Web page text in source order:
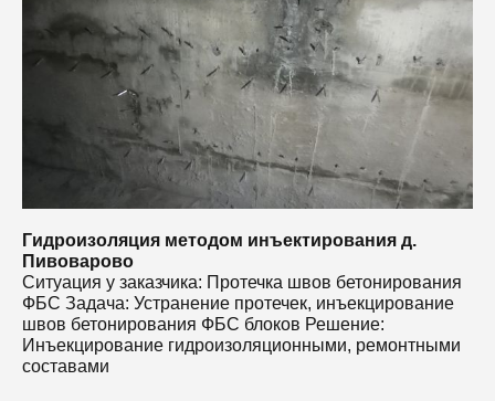
Гидроизоляция методом инъектирования д.
Пивоварово
Ситуация у заказчика: Протечка швов бетонирования
ФБС Задача: Устранение протечек, инъекцирование
швов бетонирования ФБС блоков Решение:
Инъекцирование гидроизоляционными, ремонтными
составами